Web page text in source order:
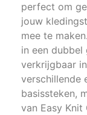
perfect om
jouw
mee te
in een dubbel
verkrijgbaar
verschillende
basissteken,
van Easy